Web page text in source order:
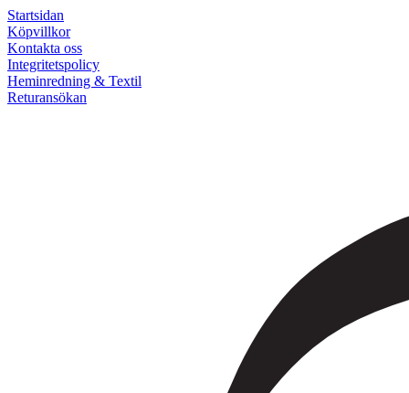
Startsidan
Köpvillkor
Kontakta oss
Integritetspolicy
Heminredning & Textil
Returansökan